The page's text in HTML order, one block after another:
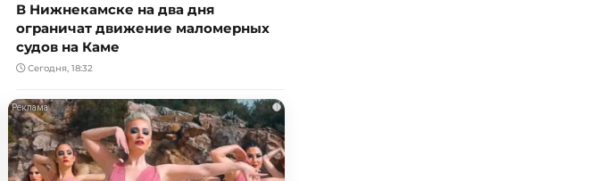
В Нижнекамске на два дня
ограничат движение маломерных
судов на Каме
Сегодня, 18:32
i